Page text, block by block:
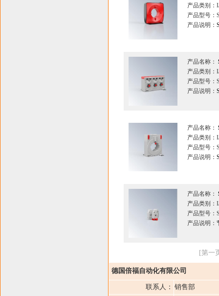
产品类别：
产品型号：
产品说明：
产品名称：
产品类别：
产品型号：
产品说明：
产品名称：
产品类别：
产品型号：
产品说明：
产品名称：
产品类别：
产品型号：
产品说明：
[第一
德国倍福自动化有限公司
联系人： 销售部